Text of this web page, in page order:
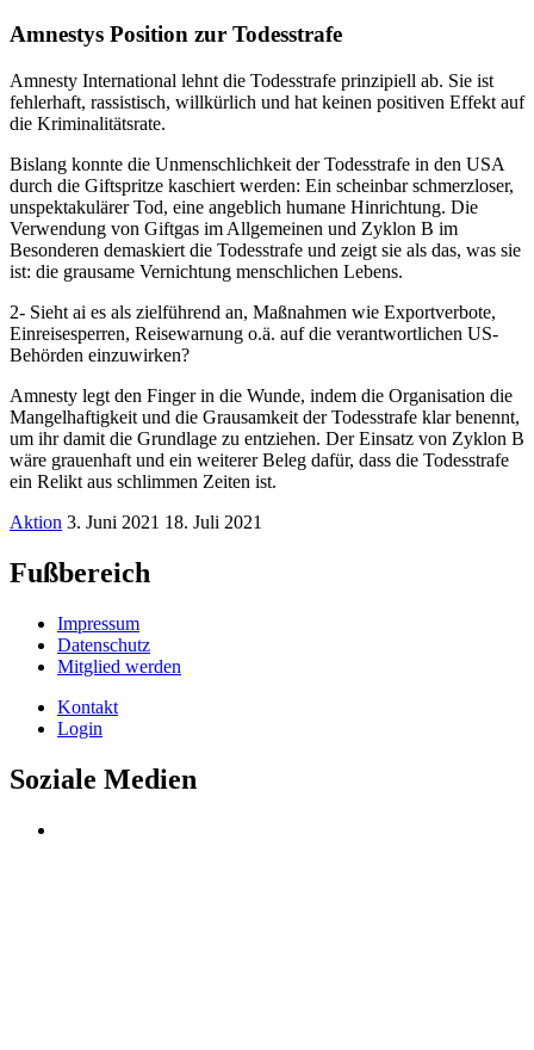
Amnestys Position zur Todesstrafe
Amnesty International lehnt die Todesstrafe prinzipiell ab. Sie ist
fehlerhaft, rassistisch, willkürlich und hat keinen positiven Effekt auf
die Kriminalitätsrate.
Bislang konnte die Unmenschlichkeit der Todesstrafe in den USA
durch die Giftspritze kaschiert werden: Ein scheinbar schmerzloser,
unspektakulärer Tod, eine angeblich humane Hinrichtung. Die
Verwendung von Giftgas im Allgemeinen und Zyklon B im
Besonderen demaskiert die Todesstrafe und zeigt sie als das, was sie
ist: die grausame Vernichtung menschlichen Lebens.
2- Sieht ai es als zielführend an, Maßnahmen wie Exportverbote,
Einreisesperren, Reisewarnung o.ä. auf die verantwortlichen US-
Behörden einzuwirken?
Amnesty legt den Finger in die Wunde, indem die Organisation die
Mangelhaftigkeit und die Grausamkeit der Todesstrafe klar benennt,
um ihr damit die Grundlage zu entziehen. Der Einsatz von Zyklon B
wäre grauenhaft und ein weiterer Beleg dafür, dass die Todesstrafe
ein Relikt aus schlimmen Zeiten ist.
Aktion 3. Juni 2021 18. Juli 2021
Fußbereich
Impressum
Datenschutz
Mitglied werden
Kontakt
Login
Soziale Medien